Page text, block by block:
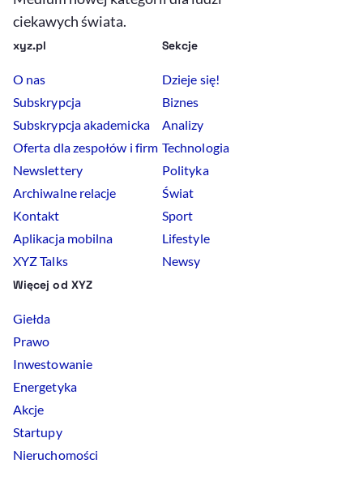
ciekawych świata.
xyz.pl
O nas
Subskrypcja
Subskrypcja akademicka
Oferta dla zespołów i firm
Newslettery
Archiwalne relacje
Kontakt
Aplikacja mobilna
XYZ Talks
Sekcje
Dzieje się!
Biznes
Analizy
Technologia
Polityka
Świat
Sport
Lifestyle
Newsy
Więcej od XYZ
Giełda
Prawo
Inwestowanie
Energetyka
Akcje
Startupy
Nieruchomości